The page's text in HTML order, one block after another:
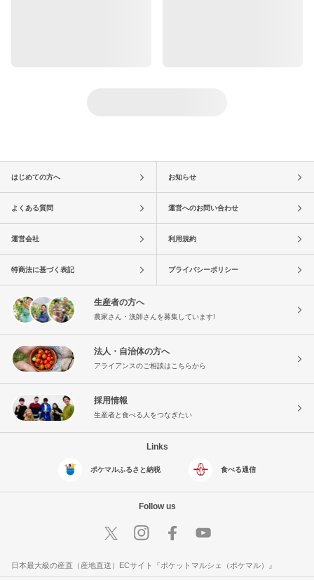
はじめての方へ お知らせ
よくある質問 運営へのお問い合わせ
運営会社 利用規約
特商法に基づく表記 プライバシーポリシー
生産者の方へ
農家さん・漁師さんを募集しています!
法人・自治体の方へ
アライアンスのご相談はこちらから
採用情報
生産者と食べる人をつなぎたい
Links
ポケマルふるさと納税 食べる通信
Follow us
日本最大級の産直（産地直送）ECサイト『ポケットマルシェ（ポケマル）』